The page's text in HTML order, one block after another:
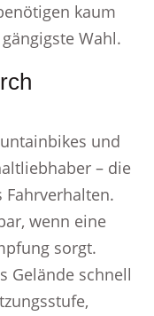
kaum
Wahl.
und
– die
wenn eine
sorgt.
Gelände schnell